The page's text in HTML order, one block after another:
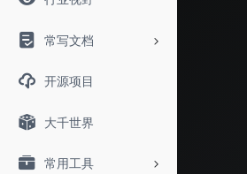
常写文档
开源项目
大千世界
常用工具